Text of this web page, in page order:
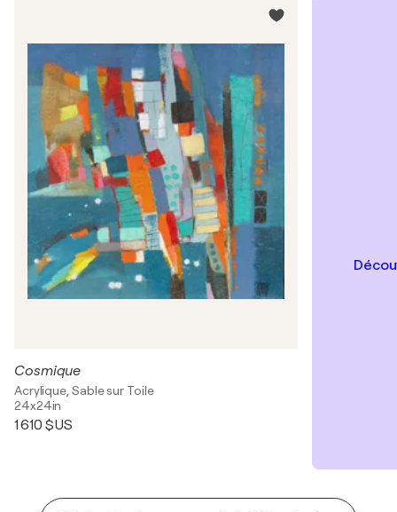
Cosmique
Acrylique, Sable sur Toile
24x24in
1 610 $US